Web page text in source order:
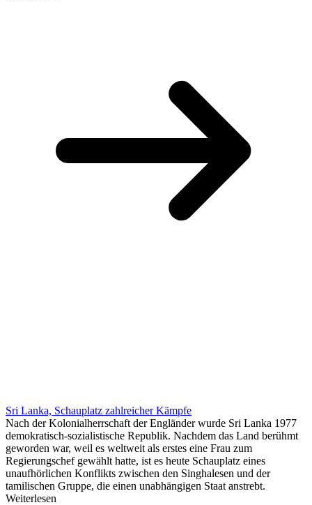
Sri Lanka, Schauplatz zahlreicher Kämpfe
Nach der Kolonialherrschaft der Engländer wurde Sri Lanka 1977
demokratisch-sozialistische Republik. Nachdem das Land berühmt
geworden war, weil es weltweit als erstes eine Frau zum
Regierungschef gewählt hatte, ist es heute Schauplatz eines
unaufhörlichen Konflikts zwischen den Singhalesen und der
tamilischen Gruppe, die einen unabhängigen Staat anstrebt.
Weiterlesen